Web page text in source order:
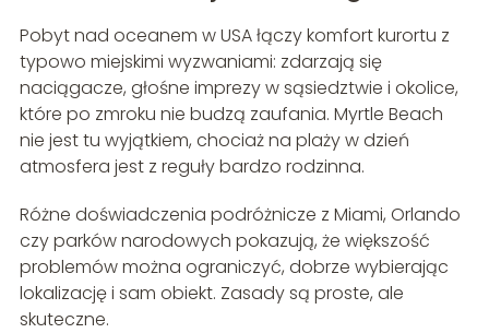
Pobyt nad oceanem w USA łączy komfort kurortu z
typowo miejskimi wyzwaniami: zdarzają się
naciągacze, głośne imprezy w sąsiedztwie i okolice,
które po zmroku nie budzą zaufania. Myrtle Beach
nie jest tu wyjątkiem, chociaż na plaży w dzień
atmosfera jest z reguły bardzo rodzinna.
Różne doświadczenia podróżnicze z Miami, Orlando
czy parków narodowych pokazują, że większość
problemów można ograniczyć, dobrze wybierając
lokalizację i sam obiekt. Zasady są proste, ale
skuteczne.